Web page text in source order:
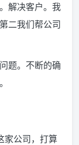
解决客户。我
二我们帮公司
题。不断的确
家公司，打算